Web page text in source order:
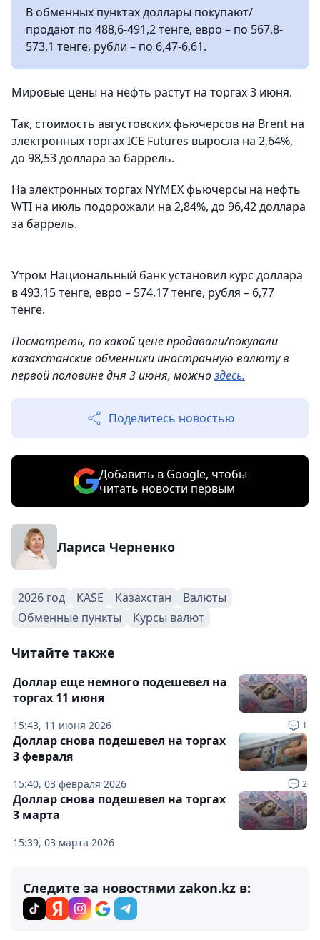
В обменных пунктах доллары покупают/
продают по 488,6-491,2 тенге, евро – по 567,8-
573,1 тенге, рубли – по 6,47-6,61.
Мировые цены на нефть растут на торгах 3 июня.
Так, стоимость августовских фьючерсов на Brent на
электронных торгах ICE Futures выросла на 2,64%,
до 98,53 доллара за баррель.
На электронных торгах NYMEX фьючерсы на нефть
WTI на июль подорожали на 2,84%, до 96,42 доллара
за баррель.
Утром Национальный банк установил курс доллара
в 493,15 тенге, евро – 574,17 тенге, рубля – 6,77
тенге.
Посмотреть, по какой цене продавали/покупали
казахстанские обменники иностранную валюту в
первой половине дня 3 июня, можноздесь.
Поделитесь новостью
Добавить в Google, чтобы
читать новости первым
Лариса Черненко
2026 год KASE Казахстан
Валюты
Обменные пункты
Курсы валют
Читайте также
15:43, 11 июня 2026 1
Доллар еще немного подешевел на
торгах 11 июня
15:40, 03 февраля 2026 2
Доллар снова подешевел на торгах
3 февраля
15:39, 03 марта 2026
Доллар снова подешевел на торгах
3 марта
Следите за новостями zakon.kz в: